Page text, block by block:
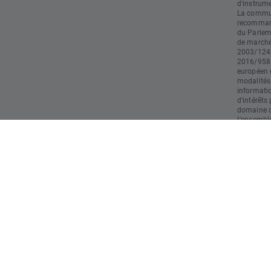
La
du
de
2003/124
2016/
européen
d'intérêts
domaine